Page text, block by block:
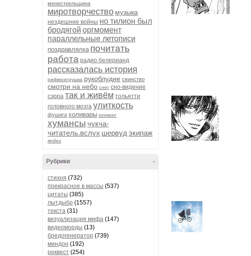
менестрельщина
миротворчество музыка
нездешние войны но тилион был
бродягой оргмомент
параллельные летописи
поздравлялка почитать
работа радио белерианд
рассказалась история
рифмоигрушка рукоблудие свинство
смотри на небо снег сно-видение
сэрра так и живём тольятти
головного мозга улиткость
фушига холивары хонконг
хумансы чукча-
читатель.вслух шервуд экипаж
яndex
-
Рубрики
стихня (732)
прекрасное в массы (537)
цитаты (385)
лытдыбр (1557)
текста (31)
визуализация мифа (147)
видеоморды (13)
бредогенератор (739)
миндон (192)
реквест (254)